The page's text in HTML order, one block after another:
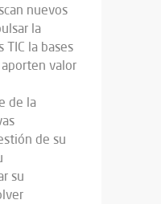
nuevos
la
TIC la bases
valor
de la
de su
su